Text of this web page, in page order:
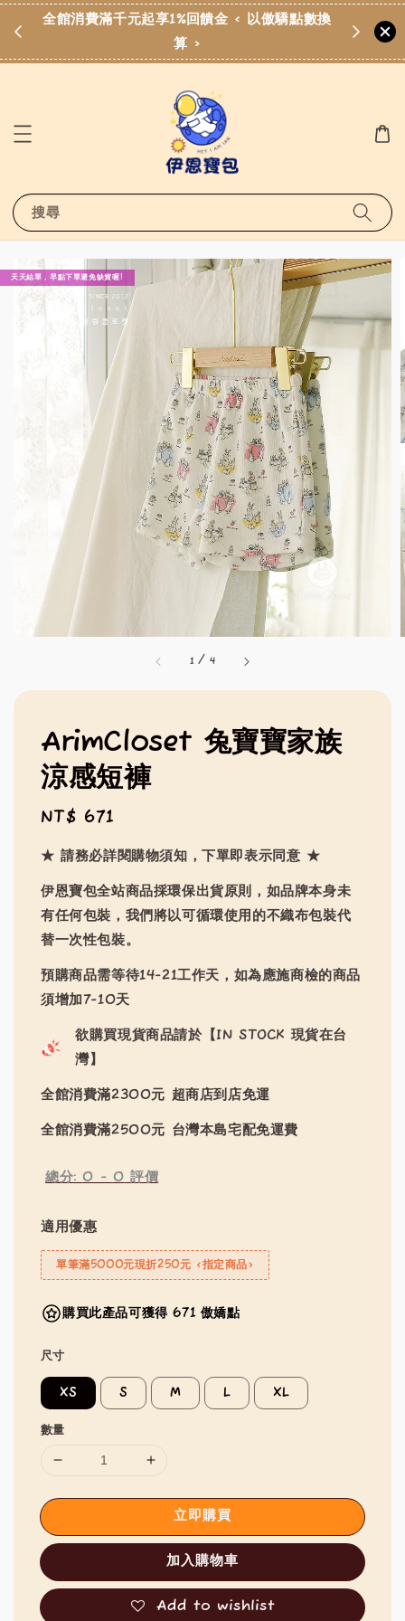
全館消費滿千元起享1%回饋金 < 以傲驕點數換
算 >
搜尋
1 / 4
天天結單，早點下單避免缺貨喔!
ArimCloset 兔寶寶家族
涼感短褲
Regular
NT$ 671
★ 請務必詳閱購物須知，下單即表示同意 ★
伊恩寶包全站商品採環保出貨原則，如品牌本身未
有任何包裝，我們將以可循環使用的不織布包裝代
替一次性包裝。
預購商品需等待14-21工作天，如為應施商檢的商品
須增加7-10天
欲購買現貨商品請於【IN STOCK 現貨在台
灣】
全館消費滿2300元 超商店到店免運
全館消費滿2500元 台灣本島宅配免運費
總分: 0 - 0 評價
適用優惠
單筆滿5000元現折250元 <指定商品>
購買此產品可獲得 671 傲嬌點
尺寸
XS S M L XL
數量
立即購買
加入購物車
Add to wishlist